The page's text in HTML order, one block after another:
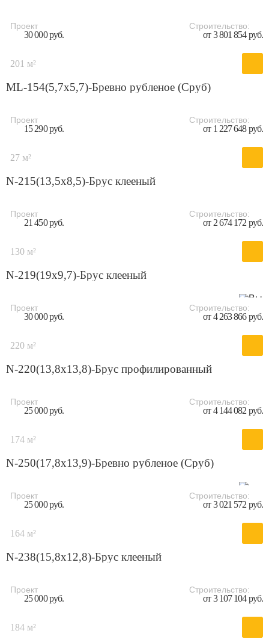
Проект
30 000 руб.
Строительство:
от 3 801 854 руб.
201 м²
ML-154(5,7х5,7)-Бревно рубленое (Сруб)
Проект
15 290 руб.
Строительство:
от 1 227 648 руб.
27 м²
N-215(13,5x8,5)-Брус клееный
Проект
21 450 руб.
Строительство:
от 2 674 172 руб.
130 м²
N-219(19x9,7)-Брус клееный
Проект
30 000 руб.
Строительство:
от 4 263 866 руб.
220 м²
N-220(13,8x13,8)-Брус профилированный
Проект
25 000 руб.
Строительство:
от 4 144 082 руб.
174 м²
N-250(17,8x13,9)-Бревно рубленое (Сруб)
Проект
25 000 руб.
Строительство:
от 3 021 572 руб.
164 м²
N-238(15,8x12,8)-Брус клееный
Проект
25 000 руб.
Строительство:
от 3 107 104 руб.
184 м²